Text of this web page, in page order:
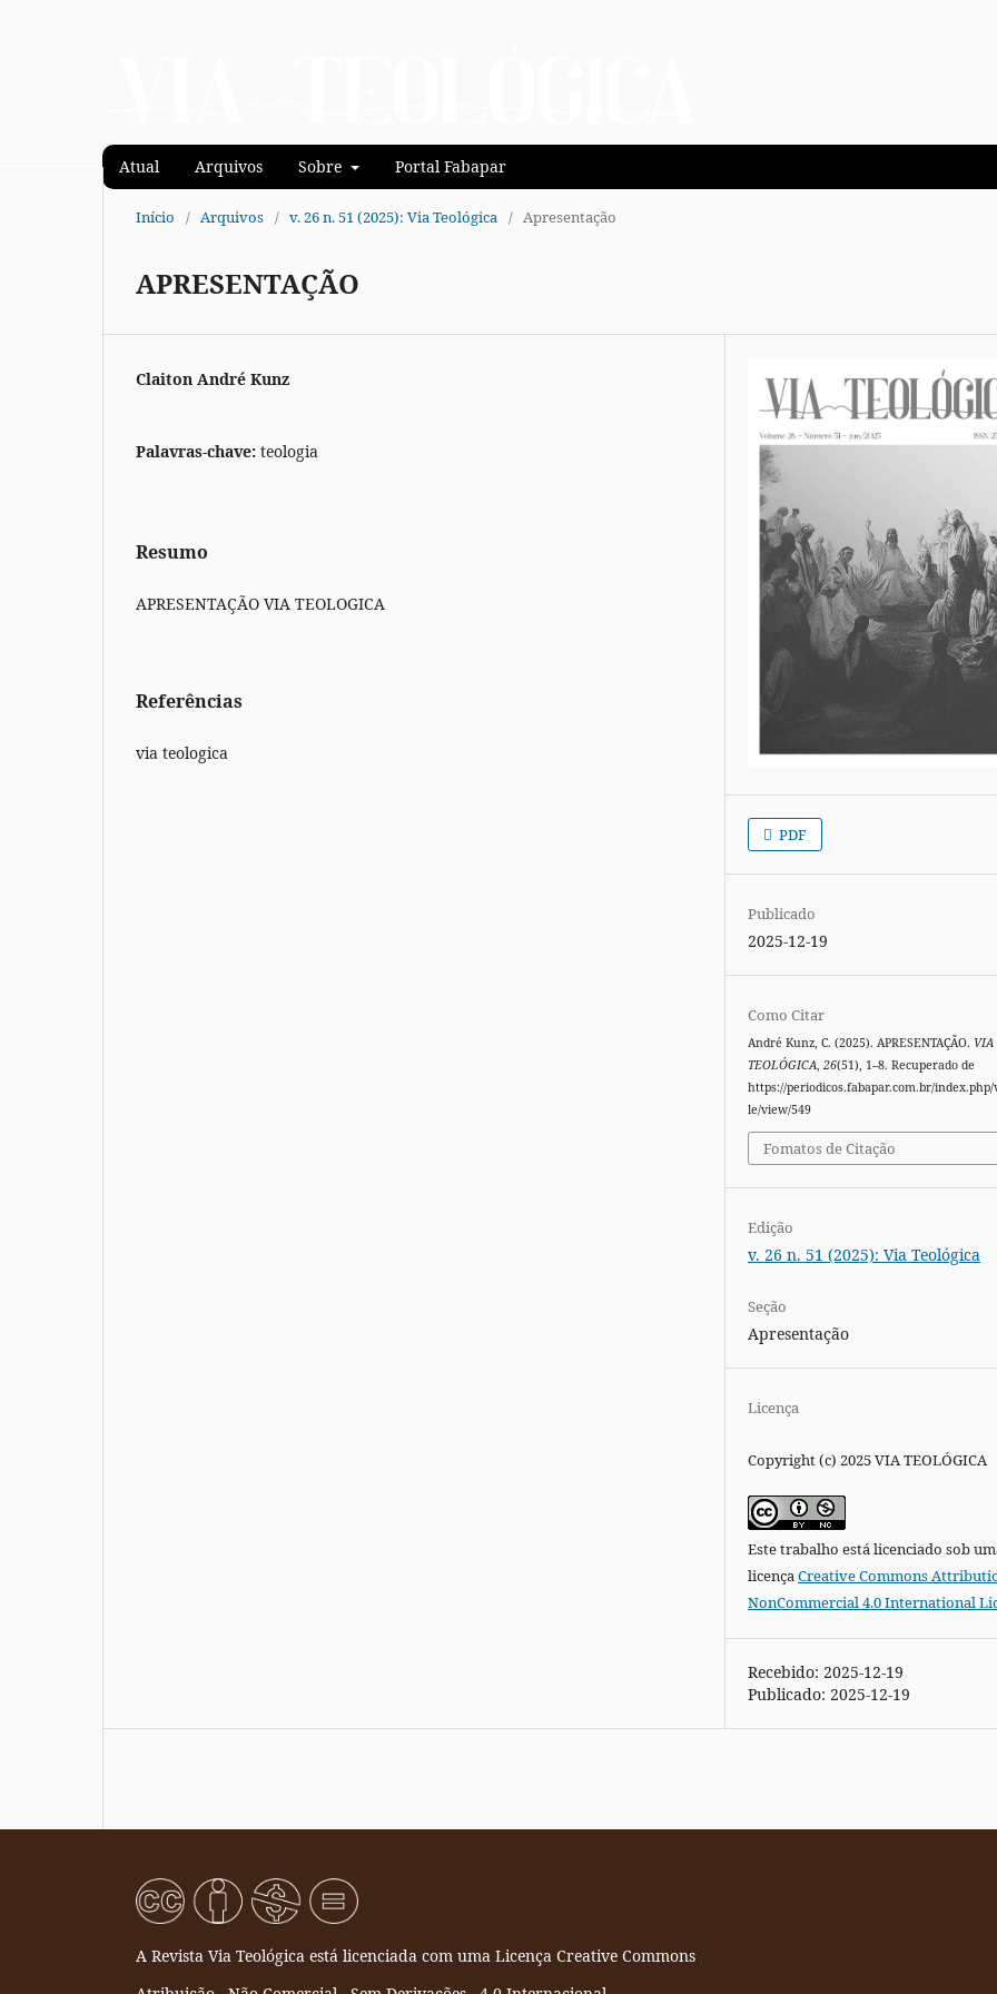
Atual Arquivos Sobre Portal Fabapar
Início / Arquivos / v. 26 n. 51 (2025): Via Teológica / Apresentação
APRESENTAÇÃO
Claiton André Kunz
Palavras-chave: teologia
Resumo
APRESENTAÇÃO VIA TEOLOGICA
Referências
via teologica
PDF
Publicado
2025-12-19
Como Citar
André Kunz, C. (2025). APRESENTAÇÃO. VIA
TEOLÓGICA,26(51), 1–8. Recuperado de
https://periodicos.fabapar.com.br/
le/view/549
Fomatos de Citação
Edição
v. 26 n. 51 (2025): Via Teológica
Seção
Apresentação
Licença
Copyright (c) 2025 VIA TEOLÓGICA
Este trabalho está licenciado sob
licençaCreative Commons
NonCommercial 4.0 International
Recebido: 2025-12-19
Publicado: 2025-12-19
A Revista Via Teológica está licenciada com uma Licença Creative Commons